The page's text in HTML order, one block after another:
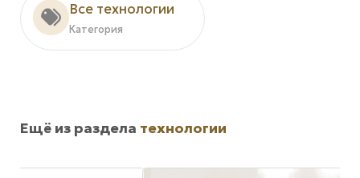
Все технологии
Категория
Ещё из раздела технологии